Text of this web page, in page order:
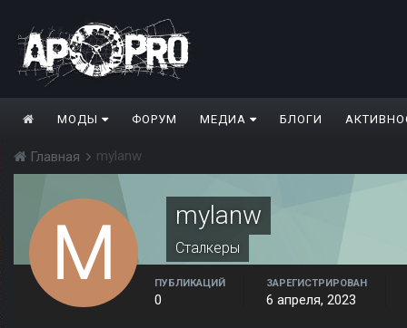
МОДЫ ФОРУМ МЕДИА БЛОГИ
Главная mylanw
mylanw
Сталкеры
ПУБЛИКАЦИЙ
0
ЗАРЕГИСТРИРОВАН
6 апреля, 2023